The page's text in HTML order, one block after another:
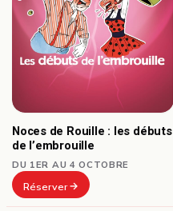
Noces de Rouille : les débuts
de l’embrouille
DU 1ER AU 4 OCTOBRE
Réserver